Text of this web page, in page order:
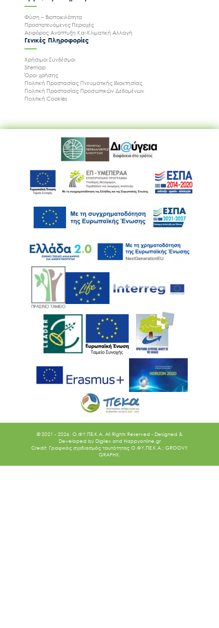
Ακολουθήστε μας
Φύση – Βιοποικιλότητα
Προστατευόμενες Περιοχές
Αειφόρος Ανάπτυξη Και Κλιματική Αλλαγή
Γενικές Πληροφορίες
Χρήσιμοι Συνδέσμοι
Sitemap
Όροι χρήσης
Πολιτική Προστασίας Πνευματικής Ιδιοκτησίας
Πολιτική Προστασίας Προσωπικών Δεδομένων
Πολιτική Cookies
© 2021 - 2026. O.ΦΥ.ΠΕ.Κ.Α. All Rights Reserved - Designed &
Developed by Digilex and Happyonline.gr
Credit: Γραφικός σχεδιασμός ταυτότητας Ο.ΦΥ.ΠΕ.Κ.Α.: GROOVY
GRAPHX.